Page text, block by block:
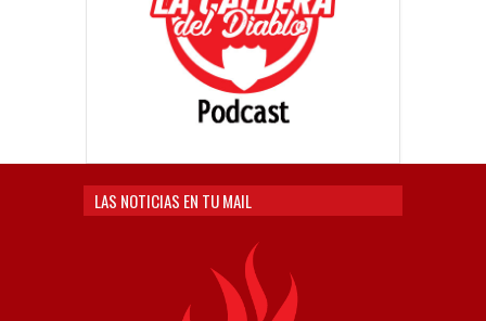
LAS NOTICIAS EN TU MAIL